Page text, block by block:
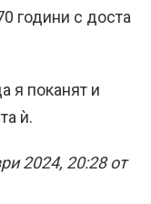
години с доста
я поканят и
ѝ.
2024, 20:28 от